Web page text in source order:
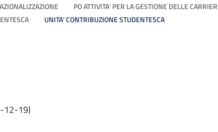
PO ATTIVITA' PER LA GESTIONE DELLE
UNITA' CONTRIBUZIONE STUDENTESCA
12-19)